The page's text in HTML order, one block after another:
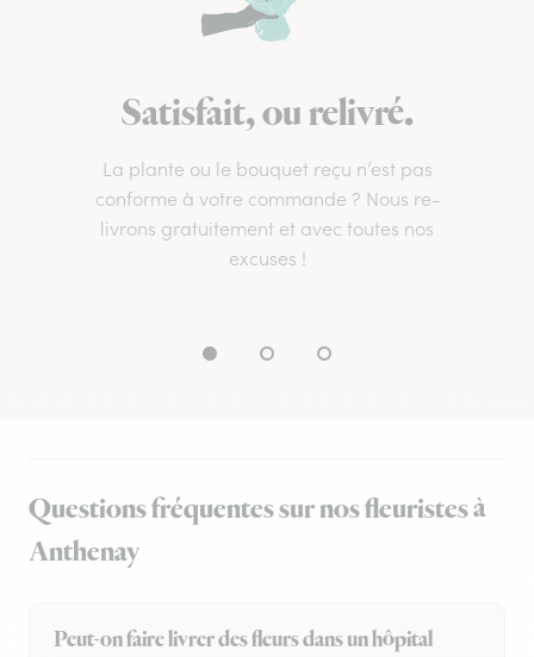
Satisfait, ou relivré.
La plante ou le bouquet reçu n’est pas
conforme à votre commande ? Nous re-
livrons gratuitement et avec toutes nos
excuses !
Questions fréquentes sur nos fleuristes à
Anthenay
Peut-on faire livrer des fleurs dans un hôpital